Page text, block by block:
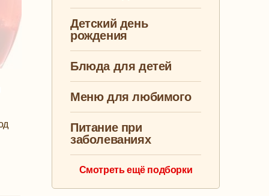
Детский день
рождения
Блюда для детей
Меню для любимого
Питание при
заболеваниях
Смотреть ещё подборки